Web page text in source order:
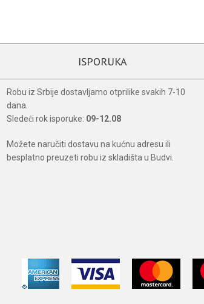
ISPORUKA
Robu iz Srbije dostavljamo otprilike svakih 7-10
dana.
Sledeći rok isporuke: 09-12.08
Možete naručiti dostavu na kućnu adresu ili
besplatno preuzeti robu iz skladišta u Budvi.